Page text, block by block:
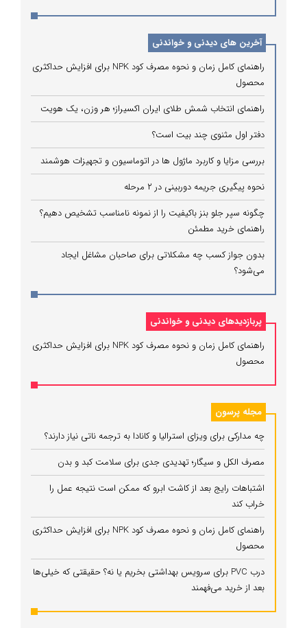
آخرین های دیدنی و خواندنی
راهنمای کامل زمان و نحوه مصرف کود NPK برای افزایش حداکثری
محصول
راهنمای انتخاب شمش طلای ایران اکسیراز؛ هر وزن، یک هویت
دفتر اول مثنوی چند بیت است؟
بررسی مزایا و کاربرد ماژول ها در اتوماسیون و تجهیزات هوشمند
نحوه پیگیری جریمه دوربینی در ۲ مرحله
چگونه سپر جلو بنز باکیفیت را از نمونه نامناسب تشخیص دهیم؟
راهنمای خرید مطمئن
بدون جواز کسب چه مشکلاتی برای صاحبان مشاغل ایجاد
می‌شود؟
پربازدیدهای دیدنی و خواندنی
راهنمای کامل زمان و نحوه مصرف کود NPK برای افزایش حداکثری
محصول
مجله پرسون
چه مدارکی برای ویزای استرالیا و کانادا به ترجمه ناتی نیاز دارند؟
مصرف الکل و سیگار؛ تهدیدی جدی برای سلامت کبد و بدن
اشتباهات رایج بعد از کاشت ابرو که ممکن است نتیجه عمل را
خراب کند
راهنمای کامل زمان و نحوه مصرف کود NPK برای افزایش حداکثری
محصول
درب PVC برای سرویس بهداشتی بخریم یا نه؟ حقیقتی که خیلی‌ها
بعد از خرید می‌فهمند